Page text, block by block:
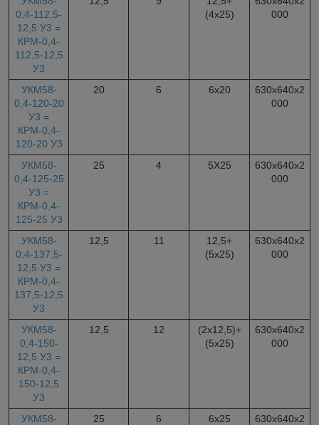
0,4-112,5-
12,5 У3 =
КРМ-0,4-
112,5-12,5
У3
(4х25)
000
УКМ58-
0,4-120-20
У3 =
КРМ-0,4-
120-20 У3
20 6 6х20
630х640х2
000
УКМ58-
0,4-125-25
У3 =
КРМ-0,4-
125-25 У3
25 4 5Х25
630х640х2
000
УКМ58-
0,4-137,5-
12,5 У3 =
КРМ-0,4-
137,5-12,5
У3
12,5 11
12,5+
(5х25)
630х640х2
000
УКМ58-
0,4-150-
12,5 У3 =
КРМ-0,4-
150-12,5
У3
12,5 12
(2х12,5)+
(5х25)
630х640х2
000
УКМ58-
25 6 6х25
630х640х2